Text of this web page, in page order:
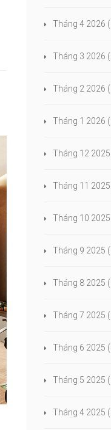
Tháng 4 2026
Tháng 3 2026
Tháng 2 2026
Tháng 1 2026
Tháng 12 2025
Tháng 11 2025
Tháng 10 2025
Tháng 9 2025
Tháng 8 2025
Tháng 7 2025
Tháng 6 2025
Tháng 5 2025
Tháng 4 2025